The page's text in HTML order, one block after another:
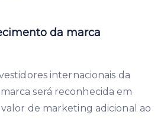
da marca
internacionais da
será reconhecida em
de marketing adicional ao